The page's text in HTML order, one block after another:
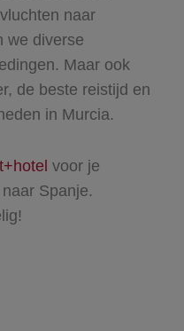
naar
we diverse
Maar ook
de beste reistijd en
in Murcia.
voor je
Spanje.